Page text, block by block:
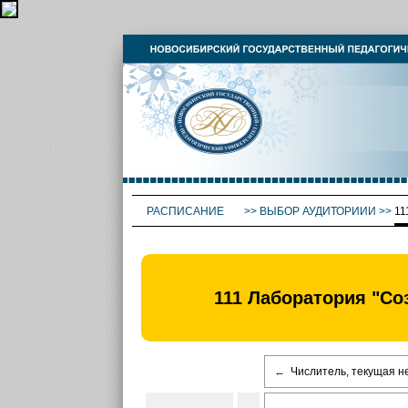
РАСПИСАНИЕ >> ВЫБОР АУДИТОРИИИ >>
111 Лаборатория
← Числитель, текущая